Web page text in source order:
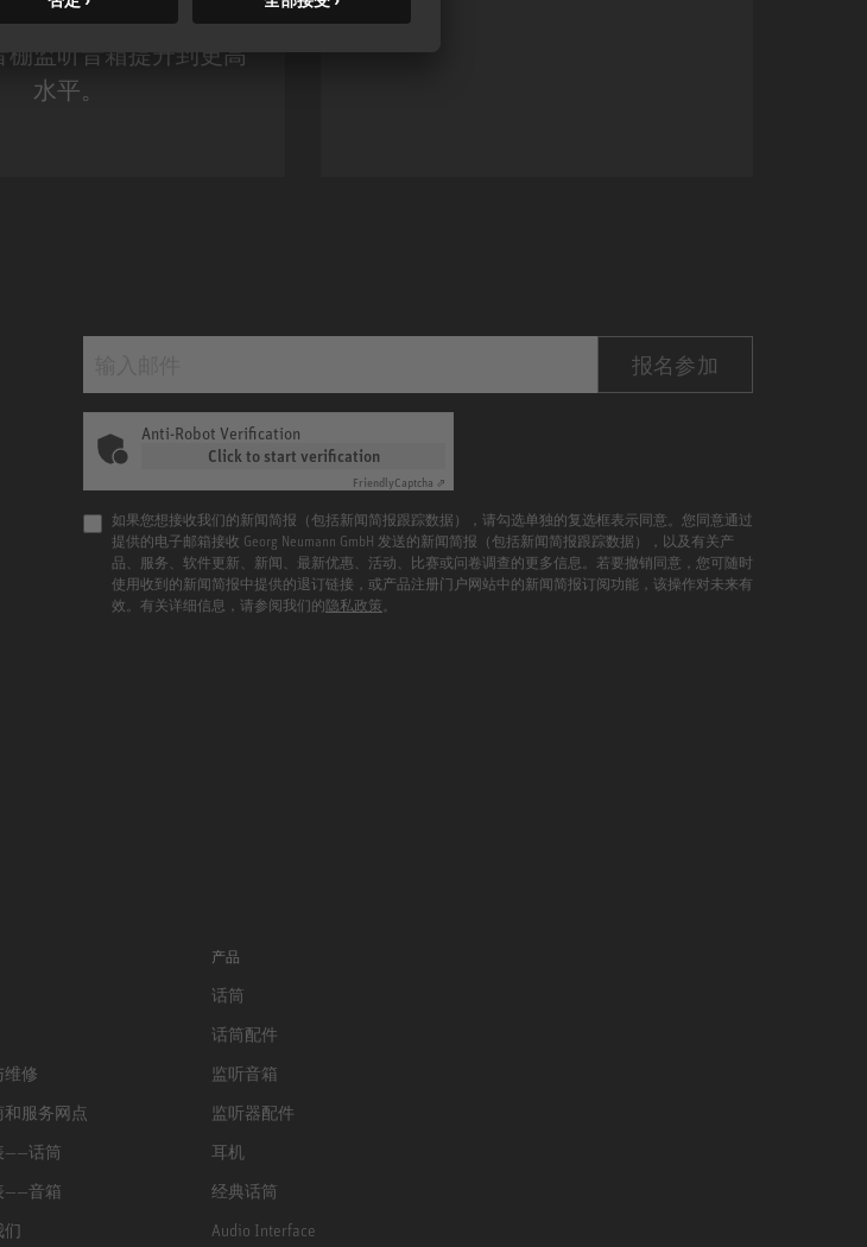
功能，诺音曼备受
棚监听音箱提升到更高
水平。
报名参加
Anti-Robot Verification
Click to start verification
FriendlyCaptcha ⇗
如果您想接收我们的新闻简报（包括新闻简报跟踪数据），请勾选单独的复选框表示同意。您同意通过
提供的电子邮箱接收 Georg Neumann GmbH 发送的新闻简报（包括新闻简报跟踪数据），以及有关产
品、服务、软件更新、新闻、最新优惠、活动、比赛或问卷调查的更多信息。若要撤销同意，您可随时
使用收到的新闻简报中提供的退订链接，或产品注册门户网站中的新闻简报订阅功能，该操作对未来有
效。有关详细信息，请参阅我们的 隐私政策。
维修
服务网点
——话筒
——音箱
们
产品
话筒
话筒配件
监听音箱
监听器配件
耳机
经典话筒
Audio Interface